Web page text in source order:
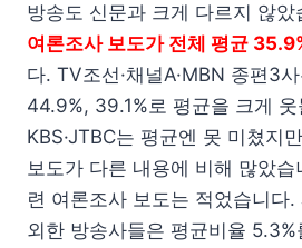
방송도 신문과 크게 다르지 않았
여론조사 보도가 전체 평균
다. TV조선·채널A·MBN 종편3
44.9%, 39.1%로 평균을 크게 웃
KBS·JTBC는 평균엔 못 미쳤지
보도가 다른 내용에 비해 많았
련 여론조사 보도는 적었습니다
외한 방송사들은 평균비율